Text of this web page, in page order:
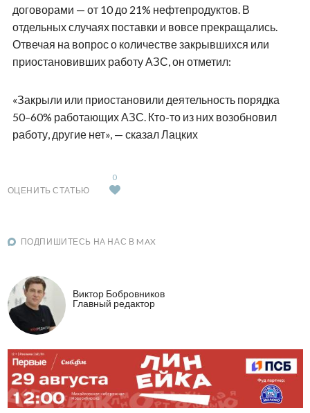
договорами — от 10 до 21% нефтепродуктов. В
отдельных случаях поставки и вовсе прекращались.
Отвечая на вопрос о количестве закрывшихся или
приостановивших работу АЗС, он отметил:
«Закрыли или приостановили деятельность порядка
50–60% работающих АЗС. Кто-то из них возобновил
работу, другие нет», — сказал Лацких
ОЦЕНИТЬ СТАТЬЮ
0
ПОДПИШИТЕСЬ НА НАС В MAX
Виктор Бобровников
Главный редактор